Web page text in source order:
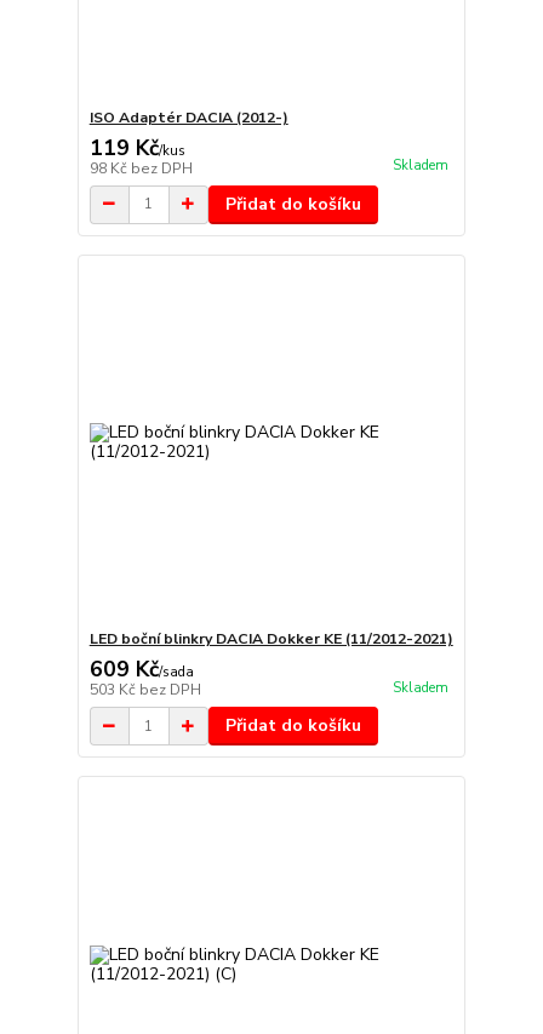
ISO Adaptér DACIA (2012-)
119 Kč/kus
98 Kč bez DPH Skladem
Přidat do košíku
LED boční blinkry DACIA Dokker KE (11/2012-2021)
609 Kč/sada
503 Kč bez DPH Skladem
Přidat do košíku